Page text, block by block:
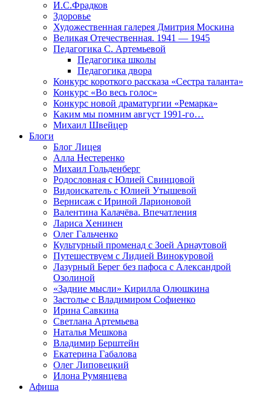
И.С.Фрадков
Здоровье
Художественная галерея Дмитрия Москина
Великая Отечественная. 1941 — 1945
Педагогика С. Артемьевой
Педагогика школы
Педагогика двора
Конкурс короткого рассказа «Сестра таланта»
Конкурс «Во весь голос»
Конкурс новой драматургии «Ремарка»
Каким мы помним август 1991-го…
Михаил Швейцер
Блоги
Блог Лицея
Алла Нестеренко
Михаил Гольденберг
Родословная с Юлией Свинцовой
Видоискатель с Юлией Утышевой
Вернисаж с Ириной Ларионовой
Валентина Калачёва. Впечатления
Лариса Хенинен
Олег Гальченко
Культурный променад с Зоей Арнаутовой
Путешествуем с Лидией Винокуровой
Лазурный Берег без пафоса с Александрой
Озолиной
«Задние мысли» Кирилла Олюшкина
Застолье с Владимиром Софиенко
Ирина Савкина
Светлана Артемьева
Наталья Мешкова
Владимир Берштейн
Екатерина Габалова
Олег Липовецкий
Илона Румянцева
Афиша